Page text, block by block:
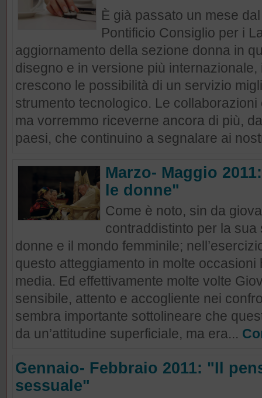
È già passato un mese
Pontificio Consiglio per i
aggiornamento della sezione donna in
disegno e in versione più
crescono le possibilità di un servizio
strumento tecnologico. Le
ma vorremmo riceverne ancora di più,
paesi, che continuino a segnalare ai
Marzo- Maggio
le donne"
Come è noto, sin da
contraddistinto per la
donne e il mondo femminile;
questo atteggiamento in molte occasioni
media. Ed effettivamente molte volte
sensibile, attento e accogliente nei
sembra importante sottolineare che
da un’attitudine superficiale, ma era...
Gennaio- Febbraio 2011: "Il
sessuale"